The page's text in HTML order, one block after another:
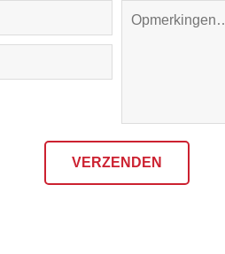
VERZENDEN